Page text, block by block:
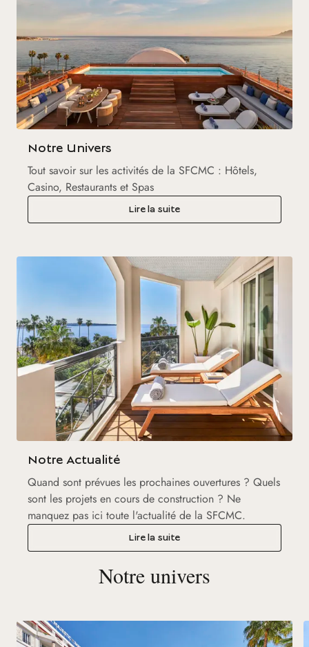
Notre Univers
Tout savoir sur les activités de la SFCMC : Hôtels,
Casino, Restaurants et Spas
Lire la suite
Notre Actualité
Quand sont prévues les prochaines ouvertures ? Quels
sont les projets en cours de construction ? Ne
manquez pas ici toute l'actualité de la SFCMC.
Lire la suite
Notre univers